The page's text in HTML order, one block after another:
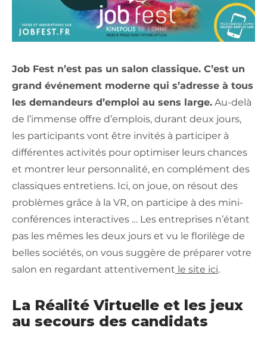
Job Fest n’est pas un salon classique. C’est un
grand événement moderne qui s’adresse à tous
les demandeurs d’emploi au sens large. Au-delà
de l’immense offre d’emplois, durant deux jours,
les participants vont être invités à participer à
différentes activités pour optimiser leurs chances
et montrer leur personnalité, en complément des
classiques entretiens. Ici, on joue, on résout des
problèmes grâce à la VR, on participe à des mini-
conférences interactives … Les entreprises n’étant
pas les mêmes les deux jours et vu le florilège de
belles sociétés, on vous suggère de préparer votre
salon en regardant attentivement le site ici.
La Réalité Virtuelle et les jeux
au secours des candidats